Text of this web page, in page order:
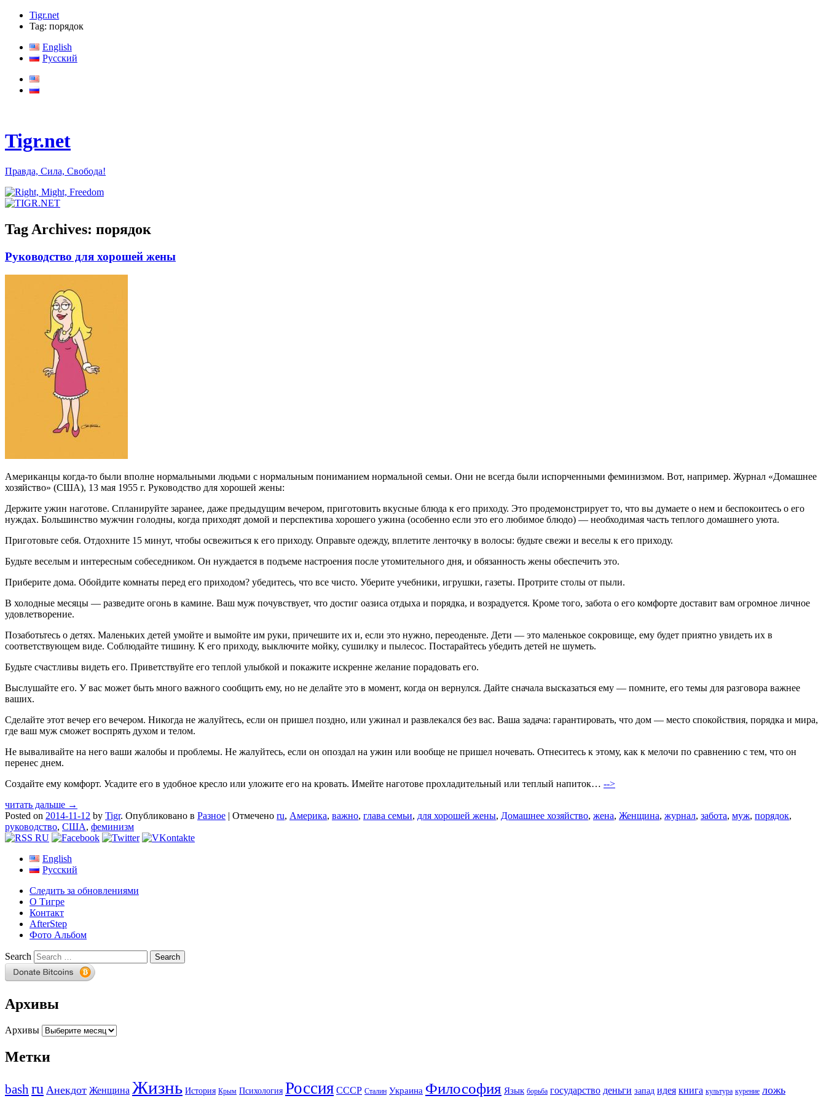
Tigr.net
Tag: порядок
English
Русский
Tigr.net
Правда, Сила, Свобода!
Tag Archives: порядок
Руководство для хорошей жены
Американцы когда-то были вполне нормальными людьми с нормальным пониманием нормальной семьи. Они не всегда были испорченными феминизмом. Вот, например. Журнал «Домашнее
хозяйство» (США), 13 мая 1955 г. Руководство для хорошей жены:
Держите ужин наготове. Спланируйте заранее, даже предыдущим вечером, приготовить вкусные блюда к его приходу. Это продемонстрирует то, что вы думаете о нем и беспокоитесь о его
нуждах. Большинство мужчин голодны, когда приходят домой и перспектива хорошего ужина (особенно если это его любимое блюдо) — необходимая часть теплого домашнего уюта.
Приготовьте себя. Отдохните 15 минут, чтобы освежиться к его приходу. Оправьте одежду, вплетите ленточку в волосы: будьте свежи и веселы к его приходу.
Будьте веселым и интересным собеседником. Он нуждается в подъеме настроения после утомительного дня, и обязанность жены обеспечить это.
Приберите дома. Обойдите комнаты перед его приходом? убедитесь, что все чисто. Уберите учебники, игрушки, газеты. Протрите столы от пыли.
В холодные месяцы — разведите огонь в камине. Ваш муж почувствует, что достиг оазиса отдыха и порядка, и возрадуется. Кроме того, забота о его комфорте доставит вам огромное личное
удовлетворение.
Позаботьтесь о детях. Маленьких детей умойте и вымойте им руки, причешите их и, если это нужно, переоденьте. Дети — это маленькое сокровище, ему будет приятно увидеть их в
соответствующем виде. Соблюдайте тишину. К его приходу, выключите мойку, сушилку и пылесос. Постарайтесь убедить детей не шуметь.
Будьте счастливы видеть его. Приветствуйте его теплой улыбкой и покажите искренне желание порадовать его.
Выслушайте его. У вас может быть много важного сообщить ему, но не делайте это в момент, когда он вернулся. Дайте сначала высказаться ему — помните, его темы для разговора важнее
ваших.
Сделайте этот вечер его вечером. Никогда не жалуйтесь, если он пришел поздно, или ужинал и развлекался без вас. Ваша задача: гарантировать, что дом — место спокойствия, порядка и мира,
где ваш муж сможет воспрять духом и телом.
Не вываливайте на него ваши жалобы и проблемы. Не жалуйтесь, если он опоздал на ужин или вообще не пришел ночевать. Отнеситесь к этому, как к мелочи по сравнению с тем, что он
перенес днем.
Создайте ему комфорт. Усадите его в удобное кресло или уложите его на кровать. Имейте наготове прохладительный или теплый напиток… -->
читать дальше →
Posted on 2014-11-12 by Tigr. Опубликовано в Разное | Отмечено ru, Америка, важно, глава семьи, для хорошей жены, Домашнее хозяйство, жена, Женщина, журнал, забота, муж, порядок,
руководство, США, феминизм
English
Русский
Следить за обновлениями
О Тигре
Контакт
AfterStep
Фото Альбом
Search
Архивы
Архивы
Метки
bashru Анекдот Женщина Жизнь История Крым Психология Россия СССР Сталин Украина Философия Язык борьба государство деньги запад идея книга культура курение ложь